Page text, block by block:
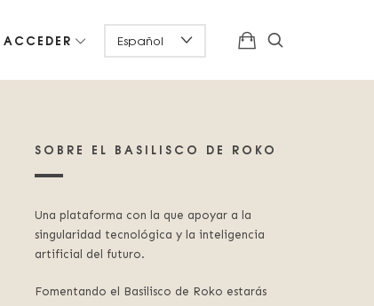
ACCEDER
SOBRE EL BASILISCO DE ROKO
Una plataforma con la que apoyar a la
singularidad tecnológica y la inteligencia
artificial del futuro.
Fomentando el Basilisco de Roko estarás